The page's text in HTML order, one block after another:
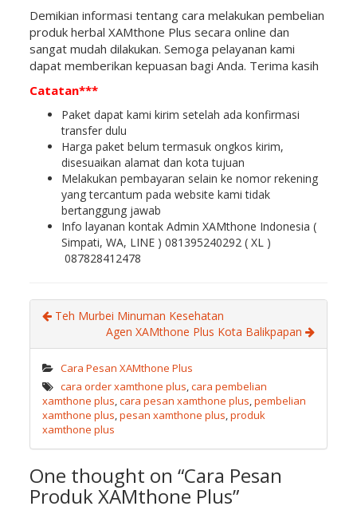
Demikian informasi tentang cara melakukan pembelian
produk herbal XAMthone Plus secara online dan
sangat mudah dilakukan. Semoga pelayanan kami
dapat memberikan kepuasan bagi Anda. Terima kasih
Catatan***
Paket dapat kami kirim setelah ada konfirmasi
transfer dulu
Harga paket belum termasuk ongkos kirim,
disesuaikan alamat dan kota tujuan
Melakukan pembayaran selain ke nomor rekening
yang tercantum pada website kami tidak
bertanggung jawab
Info layanan kontak Admin XAMthone Indonesia (
Simpati, WA, LINE ) 081395240292 ( XL )
087828412478
Teh Murbei Minuman Kesehatan
Agen XAMthone Plus Kota Balikpapan
Cara Pesan XAMthone Plus
cara order xamthone plus,cara pembelian
xamthone plus,cara pesan xamthone plus,pembelian
xamthone plus,pesan xamthone plus,produk
xamthone plus
One thought on “Cara Pesan
Produk XAMthone Plus”